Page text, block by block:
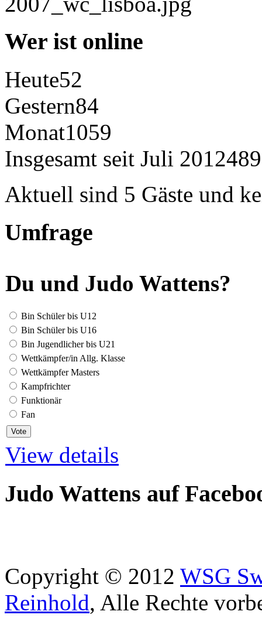
Wer ist online
Heute52
Gestern84
Monat1059
Insgesamt seit Juli 2012
Aktuell sind 5 Gäste und
Umfrage
Du und Judo Wattens?
Bin Schüler bis U12
Bin Schüler bis U16
Bin Jugendlicher bis U21
Wettkämpfer/in Allg. Klasse
Wettkämpfer Masters
Kampfrichter
Funktionär
Fan
View details
Judo Wattens auf
Copyright © 2012 WSG
Reinhold, Alle Rechte